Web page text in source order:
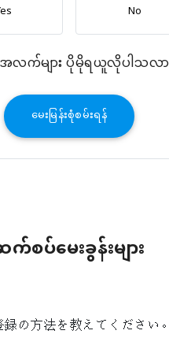
No
လက်များ ပိုမိုရယူလိုပါသလာ
မေးမြန်းစုံစမ်းရန်
စပ်မေးခွန်းများ
の方法を教えてください。